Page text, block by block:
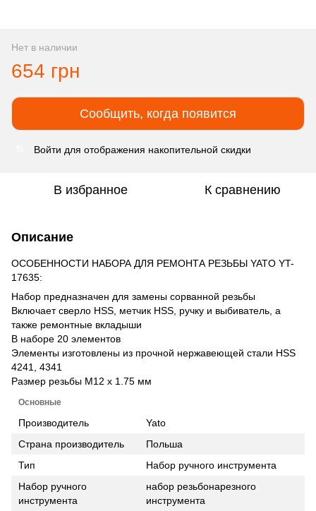
Нет в наличии
654 грн
Сообщить, когда появится
Войти для отображения накопительной скидки
В избранное К сравнению
Описание
ОСОБЕННОСТИ НАБОРА ДЛЯ РЕМОНТА РЕЗЬБЫ YATO YT-
17635:
Набор предназначен для замены сорванной резьбы
Включает сверло HSS, метчик HSS, ручку и выбиватель, а
также ремонтные вкладыши
В наборе 20 элементов
Элементы изготовлены из прочной нержавеющей стали HSS
4241, 4341
Размер резьбы M12 x 1.75 мм
Основные
Производитель
Yato
Страна производитель
Польша
Тип
Набор ручного инструмента
Набор ручного
инструмента
набор резьбонарезного
инструмента